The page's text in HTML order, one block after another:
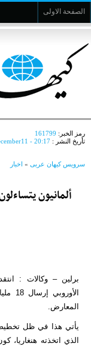
الصفحة الاولى
رمز الخبر: 161799
تأريخ النشر : - 20:17
سرویس کیهان عربی » اخبار
ألمانيون
المعارض.
يأتي هذا في ظل تخطيط